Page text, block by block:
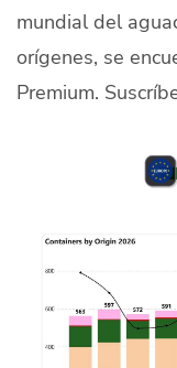
mundial del
orígenes, se
Premium.